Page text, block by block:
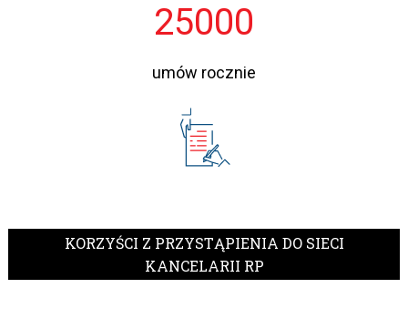
25000
umów rocznie
KORZYŚCI Z PRZYSTĄPIENIA DO SIECI
KANCELARII RP